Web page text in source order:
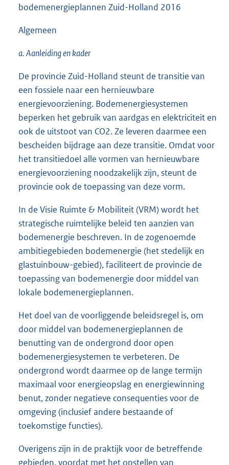
bodemenergieplannen Zuid-Holland 2016
Algemeen
a. Aanleiding en kader
De provincie Zuid-Holland steunt de transitie van
een fossiele naar een hernieuwbare
energievoorziening. Bodemenergiesystemen
beperken het gebruik van aardgas en elektriciteit en
ook de uitstoot van CO2. Ze leveren daarmee een
bescheiden bijdrage aan deze transitie. Omdat voor
het transitiedoel alle vormen van hernieuwbare
energievoorziening noodzakelijk zijn, steunt de
provincie ook de toepassing van deze vorm.
In de Visie Ruimte & Mobiliteit (VRM) wordt het
strategische ruimtelijke beleid ten aanzien van
bodemenergie beschreven. In de zogenoemde
ambitiegebieden bodemenergie (het stedelijk en
glastuinbouw-gebied), faciliteert de provincie de
toepassing van bodemenergie door middel van
lokale bodemenergieplannen.
Het doel van de voorliggende beleidsregel is, om
door middel van bodemenergieplannen de
benutting van de ondergrond door open
bodemenergiesystemen te verbeteren. De
ondergrond wordt daarmee op de lange termijn
maximaal voor energieopslag en energiewinning
benut, zonder negatieve consequenties voor de
omgeving (inclusief andere bestaande of
toekomstige functies).
Overigens zijn in de praktijk voor de betreffende
gebieden, voordat met het opstellen van